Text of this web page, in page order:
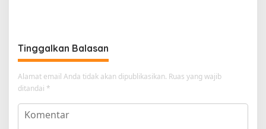
Tinggalkan Balasan
Alamat email Anda tidak akan dipublikasikan. Ruas yang wajib
ditandai *